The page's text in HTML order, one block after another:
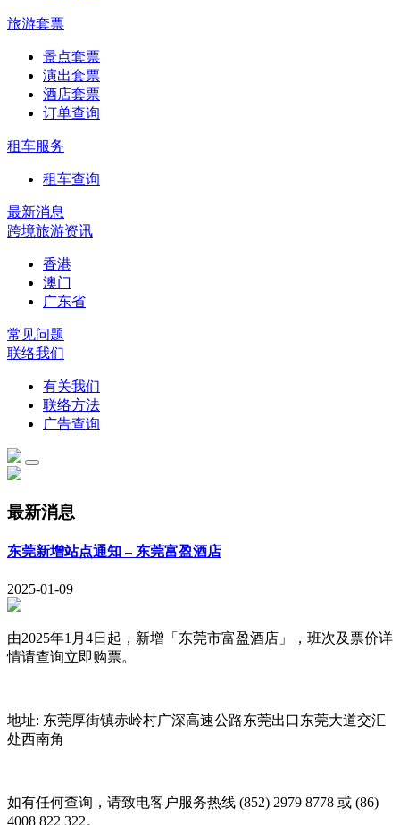
旅游套票
景点套票
演出套票
酒店套票
订单查询
租车服务
租车查询
最新消息
跨境旅游资讯
香港
澳门
广东省
常见问题
联络我们
有关我们
联络方法
广告查询
最新消息
东莞新增站点通知 – 东莞富盈酒店
2025-01-09
由2025年1月4日起，新增「东莞市富盈酒店」，班次及票价详
情请查询立即购票。
地址: 东莞厚街镇赤岭村广深高速公路东莞出口东莞大道交汇
处西南角
如有任何查询，请致电客户服务热线 (852) 2979 8778 或 (86)
4008 822 322。